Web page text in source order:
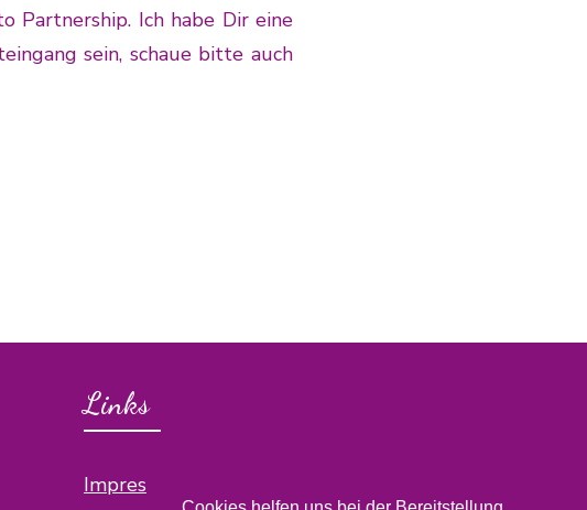
Partnership. Ich habe Dir eine
sein, schaue bitte auch
Links
Impressum